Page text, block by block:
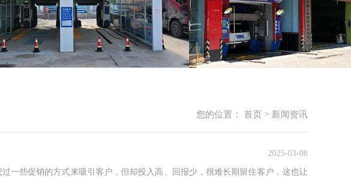
您的位置： 首页 > 新闻资讯
2025-03-08
一些促销的方式来吸引客户，但却投入高、回报少，很难长期留住客户，这也让